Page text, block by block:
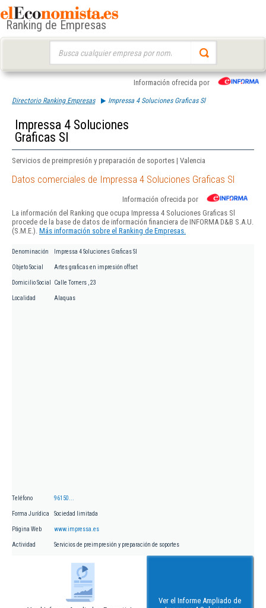
Ranking de Empresas
Información ofrecida por
Directorio Ranking Empresas Impressa 4 Soluciones Graficas Sl
Impressa 4 Soluciones
Graficas Sl
Servicios de preimpresión y preparación de soportes | Valencia
Datos comerciales de Impressa 4 Soluciones Graficas Sl
Información ofrecida por
La información del Ranking que ocupa Impressa 4 Soluciones Graficas Sl
procede de la base de datos de información financiera de INFORMA D&B S.A.U.
(S.M.E.). Más información sobre el Ranking de Empresas.
Denominación Impressa 4 Soluciones Graficas Sl
Objeto Social Artes graficas en impresión offset
Domicilio Social Calle Torners , 23
Localidad Alaquas
Teléfono 96150...
Forma Jurídica Sociedad limitada
Página Web www.impressa.es
Actividad Servicios de preimpresión y preparación de soportes
Ver el Informe Ampliado de